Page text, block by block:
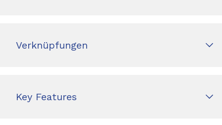
Verknüpfungen
Key Features